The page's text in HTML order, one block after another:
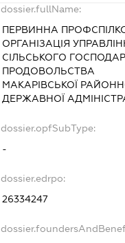
dossier.fullName:
ПЕРВИННА
ОРГАНІЗАЦІЯ
СІЛЬСЬКОГО
ПРОДОВОЛЬСТВА
МАКАРІВСЬКОЇ
ДЕРЖАВНОЇ
dossier.opfSubType:
-
dossier.edrpo:
26334247